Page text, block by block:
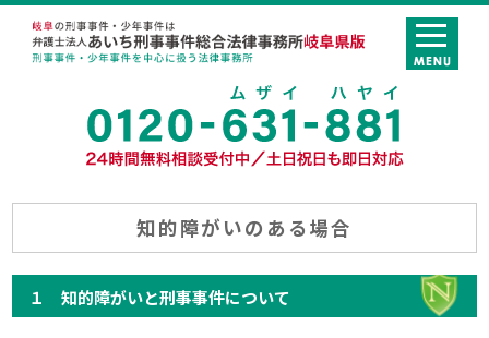
知的障がいのある場合
１ 知的障がいと刑事事件について